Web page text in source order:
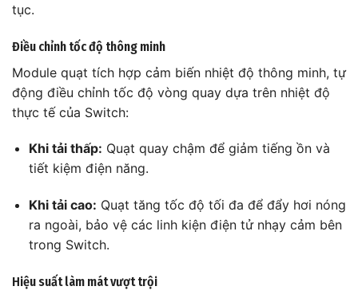
tục.
Điều chỉnh tốc độ thông minh
Module quạt tích hợp cảm biến nhiệt độ thông minh, tự
động điều chỉnh tốc độ vòng quay dựa trên nhiệt độ
thực tế của Switch:
Khi tải thấp: Quạt quay chậm để giảm tiếng ồn và
tiết kiệm điện năng.
Khi tải cao: Quạt tăng tốc độ tối đa để đẩy hơi nóng
ra ngoài, bảo vệ các linh kiện điện tử nhạy cảm bên
trong Switch.
Hiệu suất làm mát vượt trội